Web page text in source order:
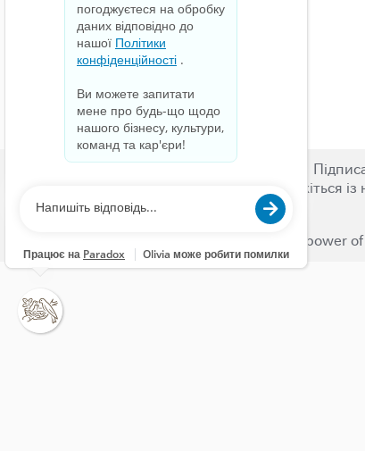
Зв'яжіться
© 2023 Nestlé | We unlock the power